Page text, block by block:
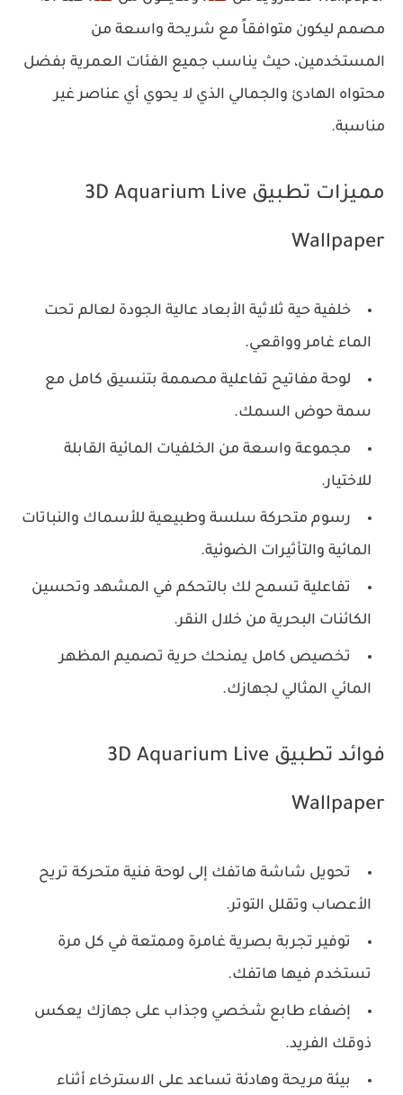
مصمم ليكون متوافقاً مع شريحة واسعة من
المستخدمين، حيث يناسب جميع الفئات العمرية بفضل
محتواه الهادئ والجمالي الذي لا يحوي أي عناصر غير
مناسبة.
مميزات تطبيق 3D Aquarium Live
Wallpaper
خلفية حية ثلاثية الأبعاد عالية الجودة لعالم تحت
الماء غامر وواقعي.
لوحة مفاتيح تفاعلية مصممة بتنسيق كامل مع
سمة حوض السمك.
مجموعة واسعة من الخلفيات المائية القابلة
للاختيار.
رسوم متحركة سلسة وطبيعية للأسماك والنباتات
المائية والتأثيرات الضوئية.
تفاعلية تسمح لك بالتحكم في المشهد وتحسين
الكائنات البحرية من خلال النقر.
تخصيص كامل يمنحك حرية تصميم المظهر
المائي المثالي لجهازك.
فوائد تطبيق 3D Aquarium Live
Wallpaper
تحويل شاشة هاتفك إلى لوحة فنية متحركة تريح
الأعصاب وتقلل التوتر.
توفير تجربة بصرية غامرة وممتعة في كل مرة
تستخدم فيها هاتفك.
إضفاء طابع شخصي وجذاب على جهازك يعكس
ذوقك الفريد.
بيئة مريحة وهادئة تساعد على الاسترخاء أثناء